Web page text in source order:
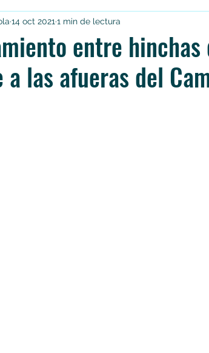
Categoría sin título
entre
a las afueras del
14 oct 2021 1 min de lectura